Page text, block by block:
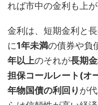
れば市中の金利も上
金利は、短期金利と
に1年未満の債券や負
年以上のそれが長期金
担保コールレート(オ
年物国債の利回りが